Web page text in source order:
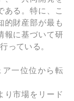
ある。特に、こ
的財産部が最も
報に基づいて研
っている。
一位位から転
り市場をリード